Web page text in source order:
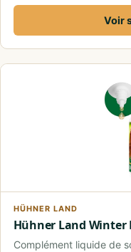
Voir
HÜHNER LAND
Hühner Land Winter
Complément liquide de